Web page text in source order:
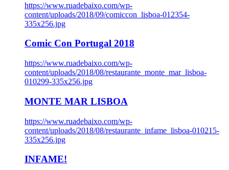
https://www.ruadebaixo.com/wp-
content/uploads/2018/09/comiccon_lisboa-012354-
335x256.jpg
Comic Con Portugal 2018
https://www.ruadebaixo.com/wp-
content/uploads/2018/08/restaurante_monte_mar_lisboa-
010299-335x256.jpg
MONTE MAR LISBOA
https://www.ruadebaixo.com/wp-
content/uploads/2018/08/restaurante_infame_lisboa-010215-
335x256.jpg
INFAME!